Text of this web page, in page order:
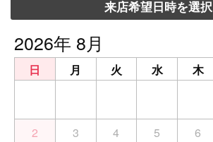
来店希望日時を選択
2026年 8月
日 月 火 水 木
2 3 4 5 6